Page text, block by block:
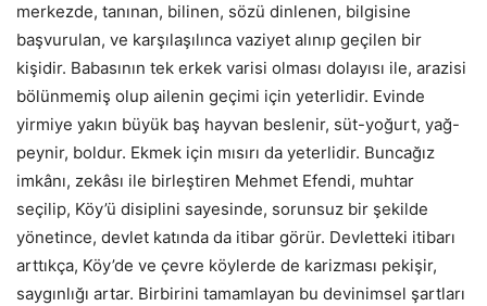
merkezde, tanınan, bilinen, sözü dinlenen, bilgisine
başvurulan, ve karşılaşılınca vaziyet alınıp geçilen bir
kişidir. Babasının tek erkek varisi olması dolayısı ile, arazisi
bölünmemiş olup ailenin geçimi için yeterlidir. Evinde
yirmiye yakın büyük baş hayvan beslenir, süt-yoğurt, yağ-
peynir, boldur. Ekmek için mısırı da yeterlidir. Buncağız
imkânı, zekâsı ile birleştiren Mehmet Efendi, muhtar
seçilip, Köy’ü disiplini sayesinde, sorunsuz bir şekilde
yönetince, devlet katında da itibar görür. Devletteki itibarı
arttıkça, Köy’de ve çevre köylerde de karizması pekişir,
saygınlığı artar. Birbirini tamamlayan bu devinimsel şartları